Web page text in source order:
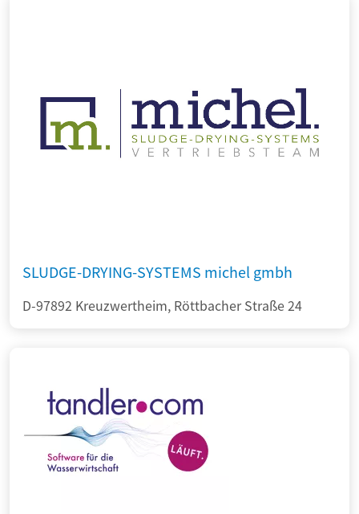
SLUDGE-DRYING-SYSTEMS michel gmbh
D-97892 Kreuzwertheim, Röttbacher Straße 24